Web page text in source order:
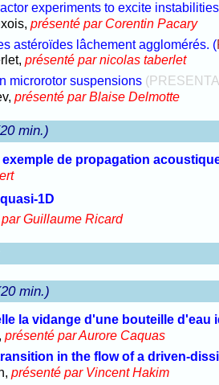
experiments to excite
présenté par Corentin Pacary
astéroïdes lâchement agglomérés. (
présenté par nicolas taberlet
microrotor suspensions
présenté par Blaise Delmotte
min.)
de propagation
1D
Guillaume Ricard
min.)
la vidange d'une bouteille d'eau
présenté par Aurore Caquas
in the flow of a driven-
présenté par Vincent Hakim